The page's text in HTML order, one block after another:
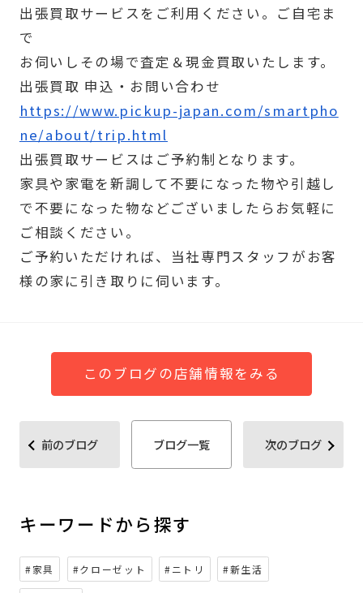
出張買取サービスをご利用ください。ご自宅ま
で
お伺いしその場で査定＆現金買取いたします。
出張買取 申込・お問い合わせ
https://www.pickup-japan.com/smartpho
ne/about/trip.html
出張買取サービスはご予約制となります。
家具や家電を新調して不要になった物や引越し
で不要になった物などございましたらお気軽に
ご相談ください。
ご予約いただければ、当社専門スタッフがお客
様の家に引き取りに伺います。
このブログの店舗情報をみる
前のブログ ブログ一覧 次のブログ
キーワードから探す
#家具 #クローゼット #ニトリ #新生活